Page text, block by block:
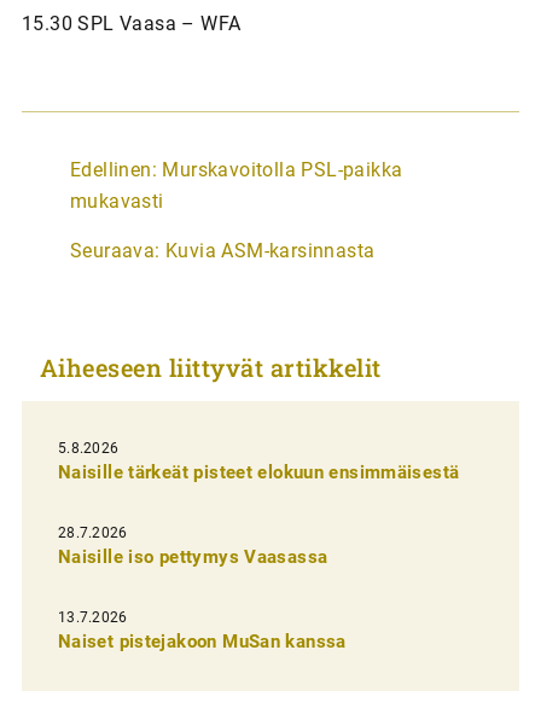
15.30 SPL Vaasa – WFA
A
r
i
e
i
e
n
s
e
l
Edellinen: Murskavoitolla PSL-paikka
mukavasti
Seuraava: Kuvia ASM-karsinnasta
Aiheeseen liittyvät artikkelit
5.8.2026
Naisille tärkeät pisteet elokuun ensimmäisestä
28.7.2026
Naisille iso pettymys Vaasassa
13.7.2026
Naiset pistejakoon MuSan kanssa